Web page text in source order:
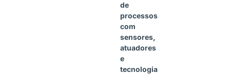
de
processos
com
sensores,
atuadores
e
tecnologia